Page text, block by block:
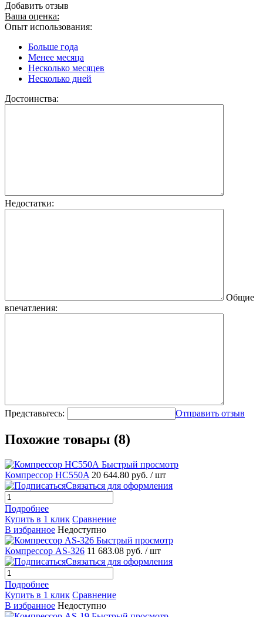
Добавить отзыв
Ваша оценка:
Опыт использования:
Больше года
Менее месяца
Несколько месяцев
Несколько дней
Достоинства:
Недостатки:
Общие
впечатления:
Представьтесь: Отправить отзыв
Похожие товары (8)
Быстрый просмотр
Компрессор HC550A 20 644.80 руб. / шт
Связаться для оформления
Подробнее
Купить в 1 клик Сравнение
В избранное Недоступно
Быстрый просмотр
Компрессор AS-326 11 683.08 руб. / шт
Связаться для оформления
Подробнее
Купить в 1 клик Сравнение
В избранное Недоступно